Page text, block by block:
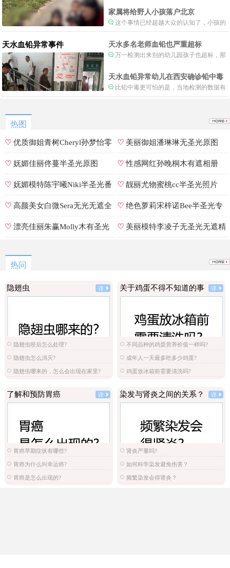
家属将给野人小孩落户北京
这个事情已经超越大众的认知了，小孩的
形体和状态已经畸形了，得尽快送医。
天水血铅异常事件 天水多名老师血铅也严重超标
万一检测出来别的幼儿园孩子也超标，那
天水血铅异常幼儿在西安确诊铅中毒
比铅中毒更可怕的是，当地检测的数据有
可能被造假。
热图
♡优质御姐青树Cheryl孙梦怡零
遮罩私拍
♡ 美丽御姐潘琳琳无圣光原图
♡妩媚佳丽佟蔓半圣光原图 ♡性感网红孙晚桐木有遮相册
♡妩媚模特陈宇曦Niki半圣光番
号
♡ 靓丽尤物蜜桃cc半圣光照片
♡高颜美女白微Sera无光无遮全
集
♡ 绝色萝莉宋梓诺Bee半圣光专
辑
♡漂亮佳丽朱赢Molly木有圣光 ♡ 美丽模特李凌子无圣光无遮精
热问
隐翅虫 详
隐翅虫咬后怎么处理?
隐翅虫怎么消灭?
隐翅虫哪来的，怎么会出现在家里?
关于鸡蛋不得不知道的事 详
不同品种的鸡蛋营养价值一样吗?
成年人一天最多吃多少鸡蛋?
鸡蛋放冰箱前需要清洗吗?
了解和预防胃癌 详
胃癌早期症状有哪些?
胃癌为什么叫幸运癌?
胃癌是怎么出现的?
染发与肾炎之间的关系？ 详
肾炎严重吗?
如何科学染发避免伤害？
频繁染发会得肾炎？